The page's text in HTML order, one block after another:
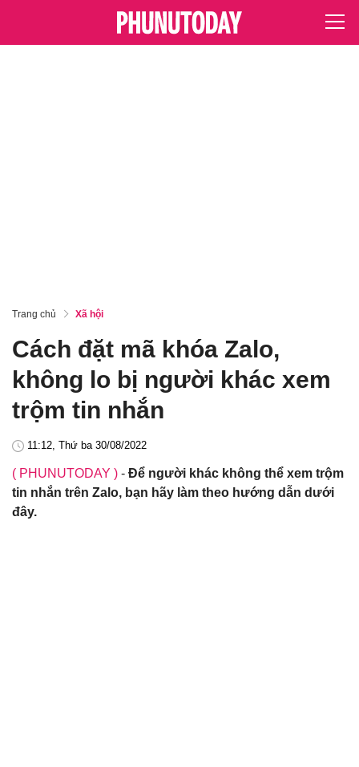
Trang chủ Xã hội
Cách đặt mã khóa Zalo,
không lo bị người khác xem
trộm tin nhắn
11:12, Thứ ba 30/08/2022
( PHUNUTODAY ) - Để người khác không thể xem trộm
tin nhắn trên Zalo, bạn hãy làm theo hướng dẫn dưới
đây.